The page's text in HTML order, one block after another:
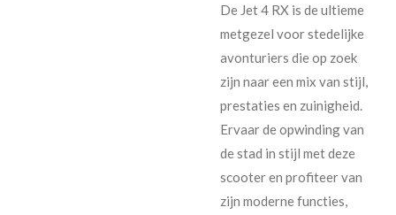
De Jet 4 RX is de ultieme
metgezel voor stedelijke
avonturiers die op zoek
zijn naar een mix van stijl,
prestaties en zuinigheid.
Ervaar de opwinding van
de stad in stijl met deze
scooter en profiteer van
zijn moderne functies,